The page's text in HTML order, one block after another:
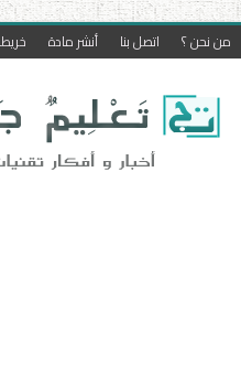
من نحن ؟ اتصل بنا أنشر مادة